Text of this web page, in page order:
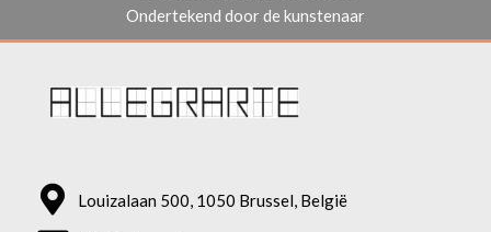
Ondertekend door de kunstenaar
Louizalaan 500, 1050 Brussel, België